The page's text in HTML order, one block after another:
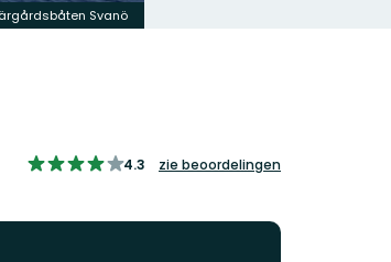
Svanö
4.2624777183600715
4.3 zie beoordelingen